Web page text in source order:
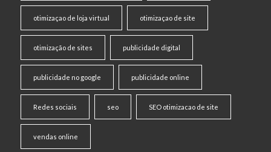
otimizaçao de loja virtual otimizaçao de site
otimização de sites publicidade digital
publicidade no google publicidade online
Redes sociais seo SEO otimizacao de site
vendas online